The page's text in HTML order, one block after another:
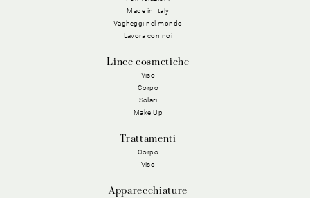
Made in Italy
Vagheggi nel mondo
Lavora con noi
Linee cosmetiche
Viso
Corpo
Solari
Make Up
Trattamenti
Corpo
Viso
Apparecchiature